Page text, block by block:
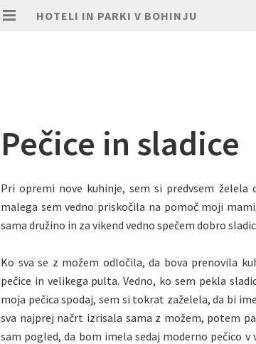
HOTELI IN PARKI V BOHINJU
Pečice in sladice
Pri opremi nove kuhinje, sem si predvsem želela
malega sem vedno priskočila na pomoč moji
sama družino in za vikend vedno spečem dobro
Ko sva se z možem odločila, da bova prenovila
pečice in velikega pulta. Vedno, ko sem pekla
moja pečica spodaj, sem si tokrat zaželela, da bi
sva najprej načrt izrisala sama z možem, potem
sam pogled, da bom imela sedaj moderno pečico